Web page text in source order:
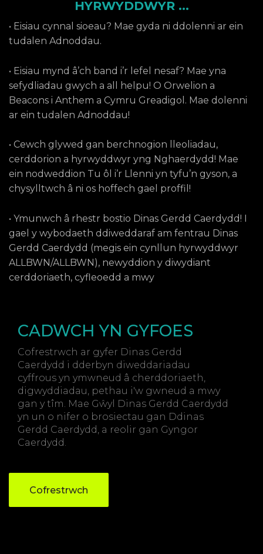
HYRWYDDWYR …
• Eisiau cynnal sioeau? Mae gyda ni ddolenni ar ein
tudalen Adnoddau.
• Eisiau mynd â’ch band i’r lefel nesaf? Mae yna
sefydliadau gwych a all helpu! O Orwelion a
Beacons i Anthem a Cymru Greadigol. Mae dolenni
ar ein tudalen Adnoddau!
• Cewch glywed gan berchnogion lleoliadau,
cerddorion a hyrwyddwyr yng Nghaerdydd! Mae
ein nodweddion Tu ôl i’r Llenni yn tyfu’n gyson, a
chysylltwch â ni os hoffech gael proffil!
• Ymunwch â rhestr bostio Dinas Gerdd Caerdydd! I
gael y wybodaeth ddiweddaraf am fentrau Dinas
Gerdd Caerdydd (megis ein cynllun hyrwyddwyr
ALLBWN/ALLBWN), newyddion y diwydiant
cerddoriaeth, cyfleoedd a mwy
CADWCH YN GYFOES
Cofrestrwch ar gyfer Dinas Gerdd
Caerdydd i dderbyn diweddariadau
cyffrous yn ymwneud â cherddoriaeth,
digwyddiadau, pethau i'w gwneud a mwy
gan y tîm. Mae Gŵyl Dinas Gerdd Caerdydd
yn un o nifer o brosiectau gan Ddinas
Gerdd Caerdydd, a reolir gan Gyngor
Caerdydd.
Cofrestrwch